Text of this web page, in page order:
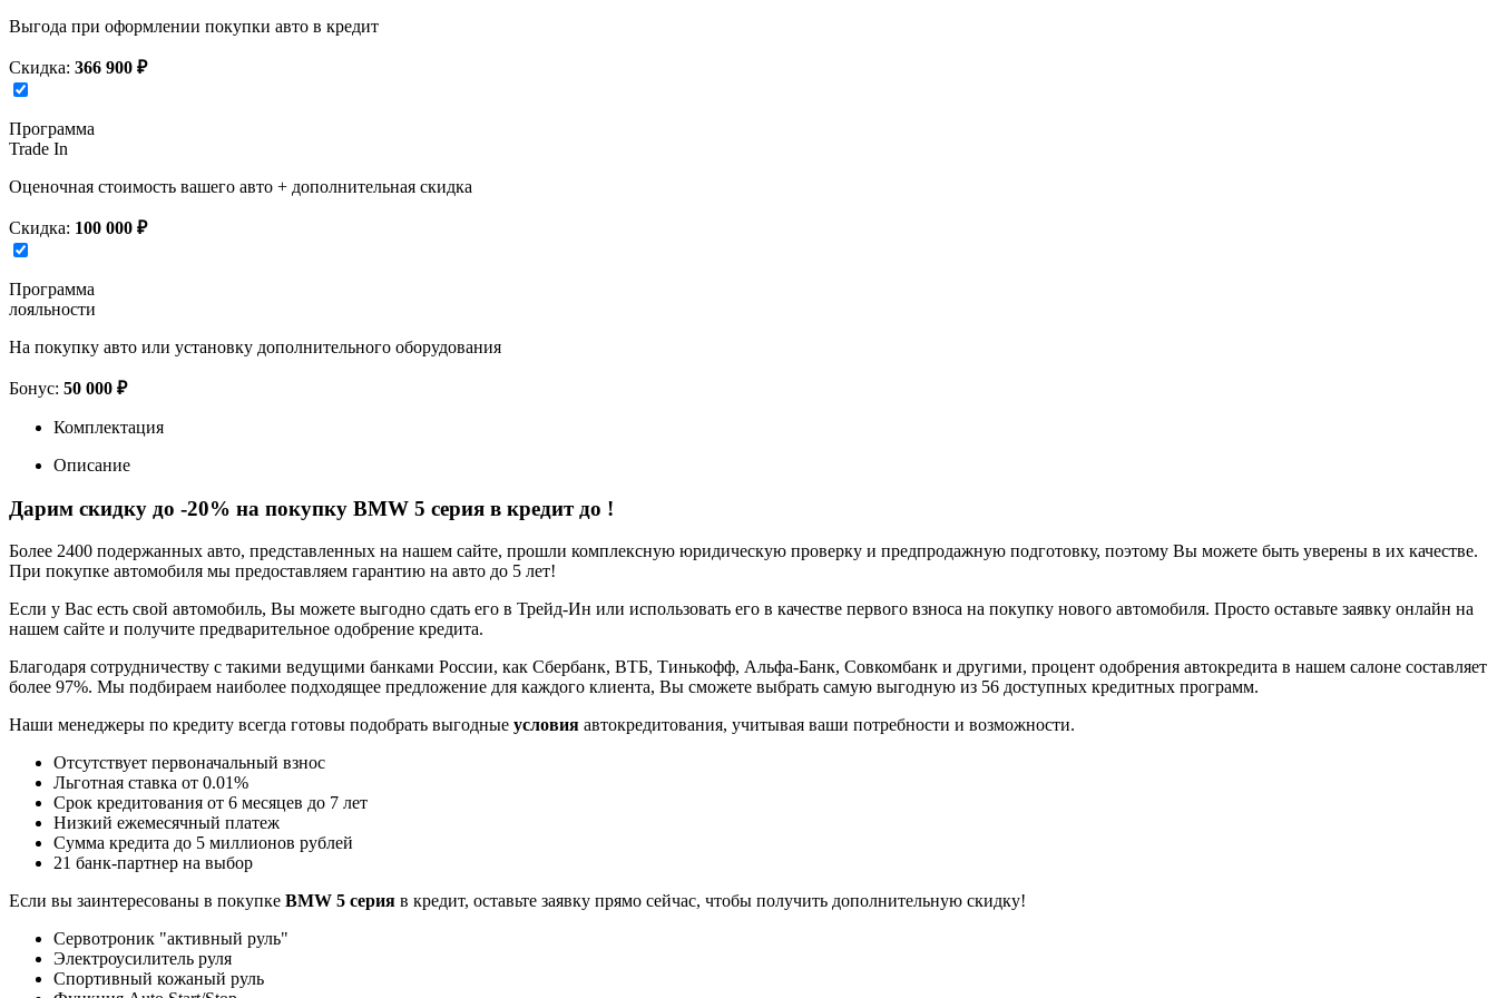
Выгода при оформлении покупки авто в кредит
Скидка: 366 900 ₽
Программа
Trade In
Оценочная стоимость вашего авто + дополнительная скидка
Скидка: 100 000 ₽
Программа
лояльности
На покупку авто или установку дополнительного оборудования
Бонус: 50 000 ₽
Комплектация
Описание
Дарим скидку до -20% на покупку BMW 5 серия в кредит до !
Более 2400 подержанных авто, представленных на нашем сайте, прошли комплексную юридическую проверку и предпродажную подготовку, поэтому Вы можете быть уверены в их качестве.
При покупке автомобиля мы предоставляем гарантию на авто до 5 лет!
Если у Вас есть свой автомобиль, Вы можете выгодно сдать его в Трейд-Ин или использовать его в качестве первого взноса на покупку нового автомобиля. Просто оставьте заявку онлайн на
нашем сайте и получите предварительное одобрение кредита.
Благодаря сотрудничеству с такими ведущими банками России, как Сбербанк, ВТБ, Тинькофф, Альфа-Банк, Совкомбанк и другими, процент одобрения автокредита в нашем салоне составляет
более 97%. Мы подбираем наиболее подходящее предложение для каждого клиента, Вы сможете выбрать самую выгодную из 56 доступных кредитных программ.
Наши менеджеры по кредиту всегда готовы подобрать выгодные условия автокредитования, учитывая ваши потребности и возможности.
Отсутствует первоначальный взнос
Льготная ставка от 0.01%
Срок кредитования от 6 месяцев до 7 лет
Низкий ежемесячный платеж
Сумма кредита до 5 миллионов рублей
21 банк-партнер на выбор
Если вы заинтересованы в покупке BMW 5 серия в кредит, оставьте заявку прямо сейчас, чтобы получить дополнительную скидку!
Сервотроник "активный руль"
Электроусилитель руля
Спортивный кожаный руль